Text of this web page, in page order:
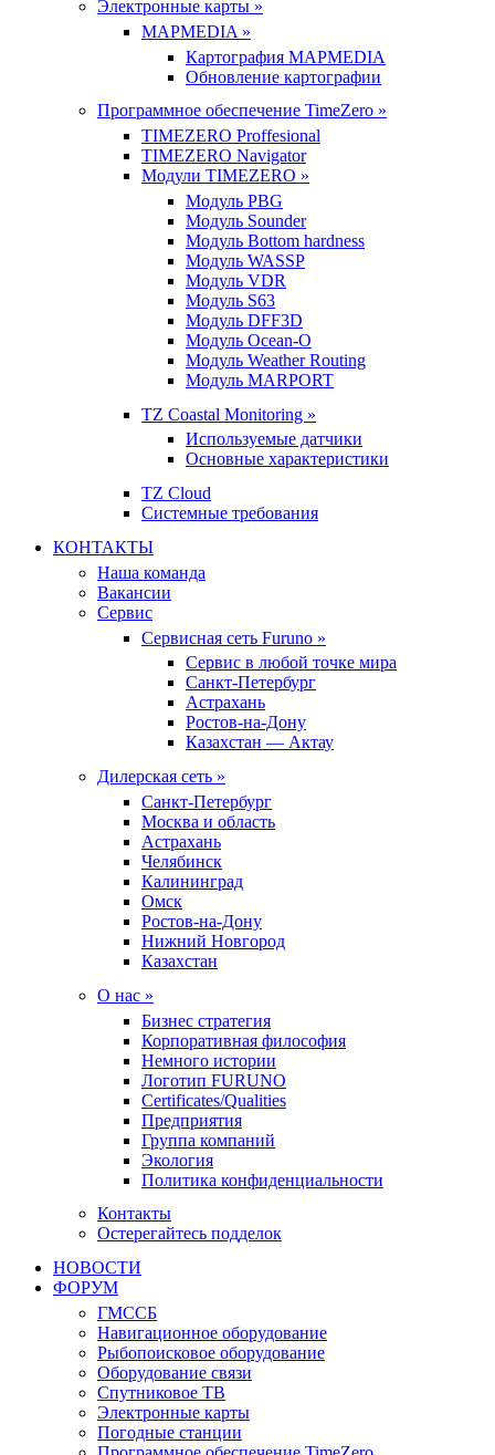
Электронные карты »
MAPMEDIA »
Картография MAPMEDIA
Обновление картографии
Программное обеспечение TimeZero »
TIMEZERO Proffesional
TIMEZERO Navigator
Модули TIMEZERO »
Модуль PBG
Модуль Sounder
Модуль Bottom hardness
Модуль WASSP
Модуль VDR
Модуль S63
Модуль DFF3D
Модуль Ocean-O
Модуль Weather Routing
Модуль MARPORT
TZ Coastal Monitoring »
Используемые датчики
Основные характеристики
TZ Cloud
Системные требования
КОНТАКТЫ
Наша команда
Вакансии
Сервис
Сервисная сеть Furuno »
Сервис в любой точке мира
Санкт-Петербург
Астрахань
Ростов-на-Дону
Казахстан — Актау
Дилерская сеть »
Санкт-Петербург
Москва и область
Астрахань
Челябинск
Калининград
Омск
Ростов-на-Дону
Нижний Новгород
Казахстан
О нас »
Бизнес стратегия
Корпоративная философия
Немного истории
Логотип FURUNO
Certificates/Qualities
Предприятия
Группа компаний
Экология
Политика конфиденциальности
Контакты
Остерегайтесь подделок
НОВОСТИ
ФОРУМ
ГМССБ
Навигационное оборудование
Рыбопоисковое оборудование
Оборудование связи
Спутниковое ТВ
Электронные карты
Погодные станции